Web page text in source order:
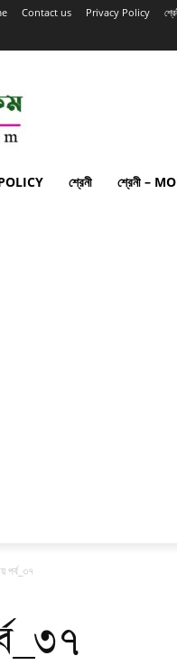
Contact us Privacy Policy
শ্রেনী শ্রেনী –
পর্ব_৩৭